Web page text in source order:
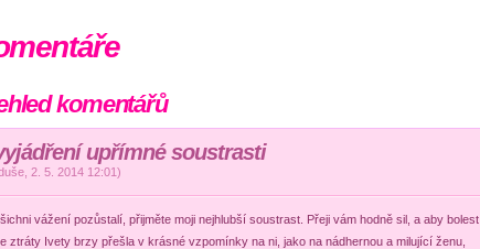
komentářů
upřímné soustrasti
2. 5. 2014 12:01)
vážení pozůstalí, přijměte moji nejhlubší soustrast. Přeji vám hodně sil, a aby bolest
ztráty Ivety brzy přešla v krásné vzpomínky na ni, jako na nádhernou a milující ženu,